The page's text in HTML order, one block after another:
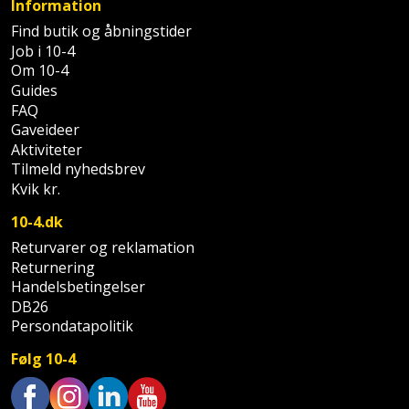
Fugtsikring
Garageport
Gelænder
Gips
Grundmursplader
Hardieplank
brædder
Hemsestige
Isolering
Komposit
Fugepistol
og
skumpistol
Gevindskærer
Gipsværktøj
Glasskærer
Hæftepistol
og
hammer
Betonsliber
Bindemaskine
Bits
Bor
Bordrundsav
Bore-
og
skruemaskine
Borehammer
Boremaskinetilbehør
Motorenhed
Motorsav
og
kædesav
Motorsav
og
kædesav
tilbehør
Pælebor
Plæneklipper
Plæneklipper
tilbehør
Brænde
Brændeovn
Brandslukker
Brugskunst
Camping
Damprengøring
Dørmåtte
Dørrist
Drivhus
og
afrensning
Spartelmasse
til
væg
Tape
Rør
og
fittings
Stålvask
Ventilation
og
indeklima
Guides
Gaveideer
Aktiviteter
Information
Find butik og åbningstider
Job i 10-4
Om 10-4
Guides
FAQ
Gaveideer
Aktiviteter
Tilmeld nyhedsbrev
Kvik kr.
10-4.dk
Returvarer og reklamation
Returnering
Handelsbetingelser
DB26
Persondatapolitik
Følg 10-4